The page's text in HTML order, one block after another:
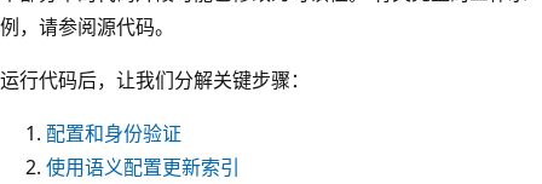
例，请参阅源代码。
运行代码后，让我们分解关键步骤：
配置和身份验证
使用语义配置更新索引